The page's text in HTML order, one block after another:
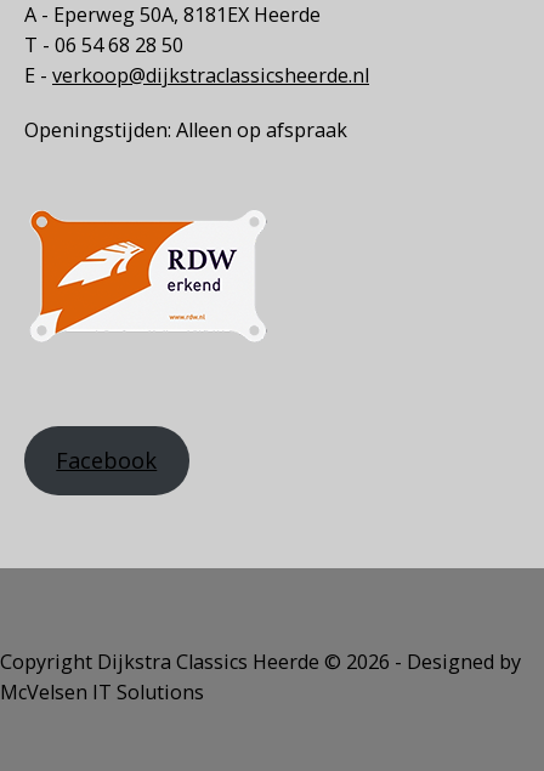
A - Eperweg 50A, 8181EX Heerde
T - 06 54 68 28 50
E - verkoop@dijkstraclassicsheerde.nl
Openingstijden: Alleen op afspraak
Facebook
Copyright Dijkstra Classics Heerde ©️ 2026 - Designed by
McVelsen IT Solutions